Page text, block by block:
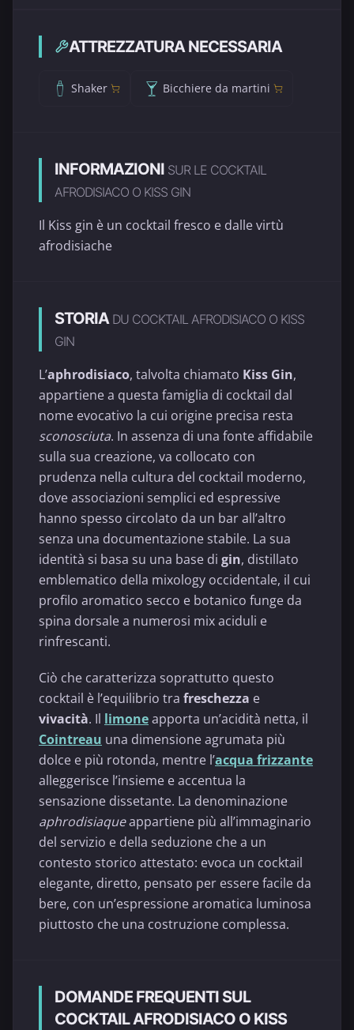
ATTREZZATURA NECESSARIA
Shaker Bicchiere da martini
INFORMAZIONI SUR LE COCKTAIL
AFRODISIACO O KISS GIN
Il Kiss gin è un cocktail fresco e dalle virtù
afrodisiache
STORIA DU COCKTAIL AFRODISIACO O KISS
GIN
L’aphrodisiaco, talvolta chiamato Kiss Gin,
appartiene a questa famiglia di cocktail dal
nome evocativo la cui origine precisa resta
sconosciuta. In assenza di una fonte affidabile
sulla sua creazione, va collocato con
prudenza nella cultura del cocktail moderno,
dove associazioni semplici ed espressive
hanno spesso circolato da un bar all’altro
senza una documentazione stabile. La sua
identità si basa su una base di gin, distillato
emblematico della mixology occidentale, il cui
profilo aromatico secco e botanico funge da
spina dorsale a numerosi mix aciduli e
rinfrescanti.
Ciò che caratterizza soprattutto questo
cocktail è l’equilibrio tra freschezza e
vivacità. Il limoneapporta un’acidità netta, il
Cointreau una dimensione agrumata più
dolce e più rotonda, mentre l’acqua frizzante
alleggerisce l’insieme e accentua la
sensazione dissetante. La denominazione
aphrodisiaqueappartiene più all’immaginario
del servizio e della seduzione che a un
contesto storico attestato: evoca un cocktail
elegante, diretto, pensato per essere facile da
bere, con un’espressione aromatica luminosa
piuttosto che una costruzione complessa.
DOMANDE FREQUENTI SUL
COCKTAIL AFRODISIACO O KISS